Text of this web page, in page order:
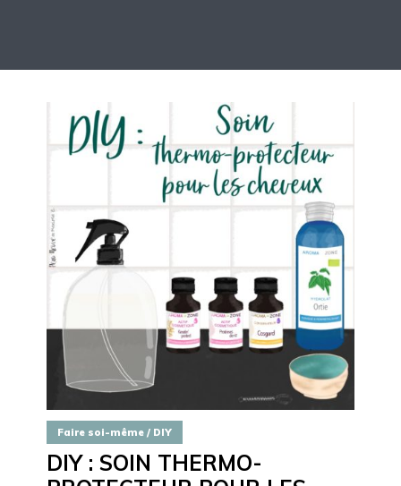
Faire soi-même / DIY
DIY : SOIN THERMO-